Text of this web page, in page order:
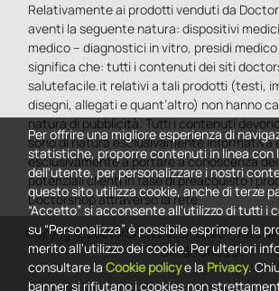
Relativamente ai prodotti venduti da
aventi la seguente natura: dispositivi
medico – diagnostici in vitro, presidi
significa che: tutti i contenuti dei siti
salutefacile.it relativi a tali prodotti (testi,
disegni, allegati e quant’altro) non hanno
natura di pubblicità. Tutti i contenuti
sono di natura esclusivamente informativa
esclusivamente a portare a conoscenza
potenziali clienti in fase di preacquisto i
Doctorshop attraverso la rete.
Copyright DoctorShop 2005-2026 - Tutti
04760660961
Per offrire una migliore esperienza di
statistiche, proporre contenuti in linea con
dell'utente, per personalizzare i nostri
questo sito utilizza cookie, anche di terze
“Accetto” si acconsente all'utilizzo di tutti i
su “Personalizza” è possibile esprimere la
merito all'utilizzo dei cookie. Per ulteriori
consultare la Cookie policye la Privacy.
banner si rifiutano i cookies non